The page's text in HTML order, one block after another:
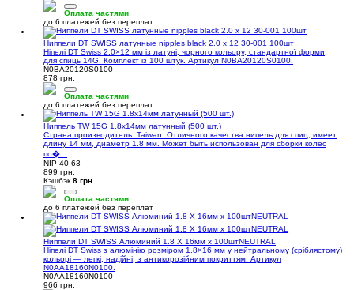
Оплата частями
до 6 платежей без переплат
Ниппели DT SWISS латунные nipples black 2.0 x 12 30-001 100шт
Ніпелі DT Swiss 2.0×12 мм із латуні, чорного кольору, стандартної форми,
для спиць 14G. Комплект із 100 штук. Артикул N0BA20120S0100.
N0BA20120S0100
878 грн.
Оплата частями
до 6 платежей без переплат
Ниппель TW 15G 1.8x14мм латунный (500 шт.)
Страна производитель: Taiwan. Отличного качества нипель для спиц, имеет
длину 14 мм, диаметр 1.8 мм. Может быть использован для сборки колес
по�...
NIP-40-63
899 грн.
Кэшбэк 8 грн
Оплата частями
до 6 платежей без переплат
Ниппели DT SWISS Алюминий 1.8 X 16мм х 100штNEUTRAL
Ніпелі DT Swiss з алюмінію розміром 1.8×16 мм у нейтральному (сріблястому)
кольорі — легкі, надійні, з антикорозійним покриттям. Артикул
N0AA18160N0100.
N0AA18160N0100
966 грн.